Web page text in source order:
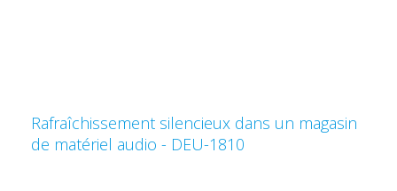
Rafraîchissement silencieux dans un magasin
de matériel audio - DEU-1810